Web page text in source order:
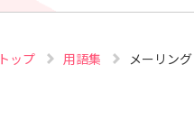
トップ 用語集 メーリン